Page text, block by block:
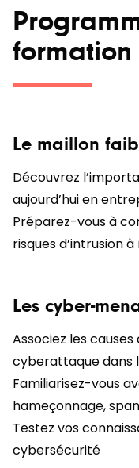
formation
Le maillon
Découvrez
aujourd’hui en
Préparez-vous à
risques d’intrusion
Les cyber-
Associez les
cyberattaque dans
Familiarisez-vous
hameçonnage,
Testez vos
cybersécurité